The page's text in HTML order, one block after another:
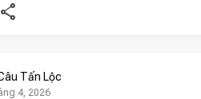
share
Tấn Lộc
4, 2026